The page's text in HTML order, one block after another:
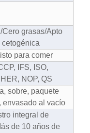
Cero grasas/Apto
cetogénica
para comer
IFS, ISO,
NOP, QS
sobre, paquete
envasado al vacío
integral de
de 10 años de